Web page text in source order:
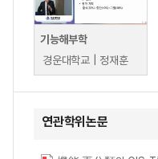
기능해부학
경운대학교 | 정재훈
연관학위논문